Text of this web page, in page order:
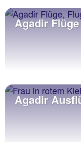
Agadir Flüge
Agadir